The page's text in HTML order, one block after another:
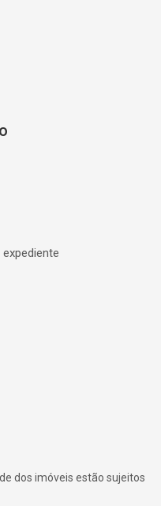
dos imóveis estão sujeitos